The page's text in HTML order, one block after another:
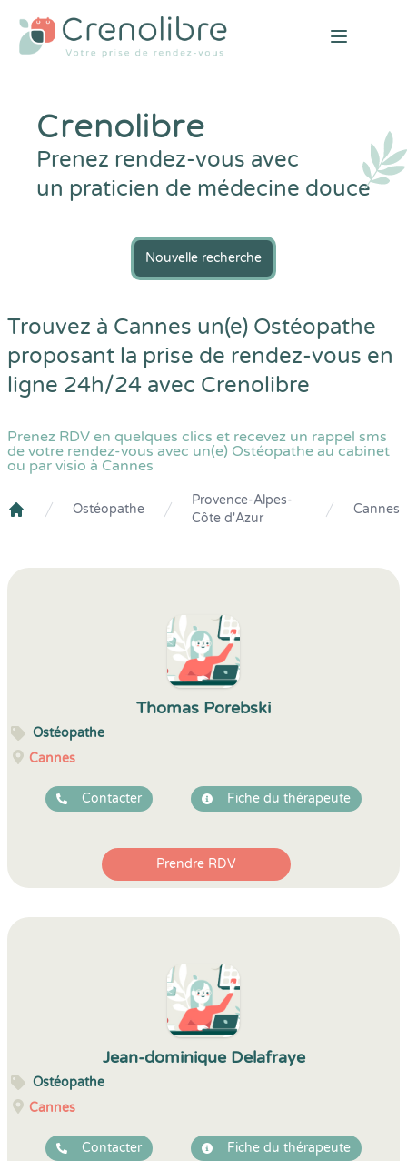
Open
Crenolibre
Prenez rendez-vous avec
un praticien de médecine douce
Nouvelle recherche
Trouvez à Cannes un(e) Ostéopathe
proposant la prise de rendez-vous en
ligne 24h/24 avec Crenolibre
Prenez RDV en quelques clics et recevez un rappel sms
de votre rendez-vous avec un(e) Ostéopathe au cabinet
ou par visio à Cannes
Ostéopathe
Provence-Alpes-
Côte d'Azur
Cannes
Thomas Porebski
Ostéopathe
Cannes
Contacter Fiche du thérapeute
Prendre RDV
Jean-dominique Delafraye
Ostéopathe
Cannes
Contacter Fiche du thérapeute